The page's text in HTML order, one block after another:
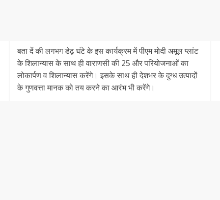
बता दें की लगभग डेढ़ घंटे के इस कार्यक्रम में पीएम मोदी अमूल प्लांट
के शिलान्यास के साथ ही वाराणसी की 25 और परियोजनाओं का
लोकार्पण व शिलान्यास करेंगे। इसके साथ ही देशभर के दुग्ध उत्पादों
के गुणवत्ता मानक को तय करने का आरंभ भी करेंगे।